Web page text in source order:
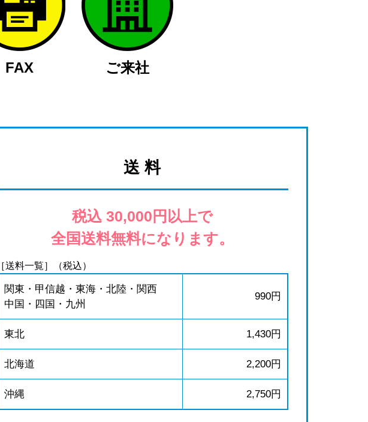
FAX ご来社
送 料
税込 30,000円以上で
全国送料無料になります。
［送料一覧］（税込）
関東・甲信越・東海・北陸・関西
中国・四国・九州
990円
東北 1,430円
北海道 2,200円
沖縄 2,750円